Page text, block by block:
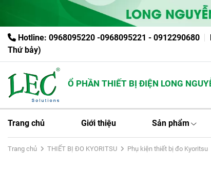
Hotline: 0968095220 -0968095221 - 0912290680
Thứ bảy)
TY CỔ PHẦN THIẾT BỊ ĐIỆN LONG NGUYỄN
Trang chủ Giới thiệu Sản phẩm
Trang chủ THIẾT BỊ ĐO KYORITSU Phụ kiện thiết bị đo Kyoritsu